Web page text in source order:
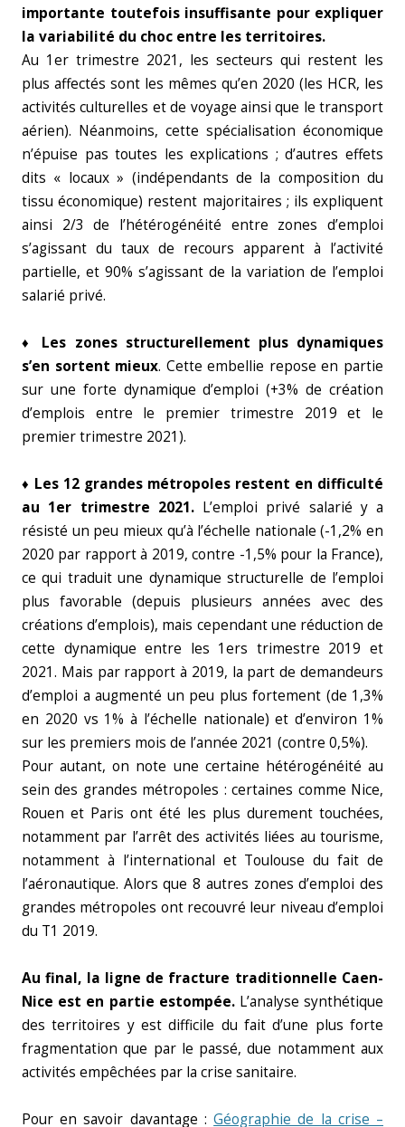
importante toutefois insuffisante pour expliquer
la variabilité du choc entre les territoires.
Au 1er trimestre 2021, les secteurs qui restent les
plus affectés sont les mêmes qu’en 2020 (les HCR, les
activités culturelles et de voyage ainsi que le transport
aérien). Néanmoins, cette spécialisation économique
n’épuise pas toutes les explications ; d’autres effets
dits « locaux » (indépendants de la composition du
tissu économique) restent majoritaires ; ils expliquent
ainsi 2/3 de l’hétérogénéité entre zones d’emploi
s’agissant du taux de recours apparent à l’activité
partielle, et 90% s’agissant de la variation de l’emploi
salarié privé.
♦ Les zones structurellement plus dynamiques
s’en sortent mieux. Cette embellie repose en partie
sur une forte dynamique d’emploi (+3% de création
d’emplois entre le premier trimestre 2019 et le
premier trimestre 2021).
♦ Les 12 grandes métropoles restent en difficulté
au 1er trimestre 2021. L’emploi privé salarié y a
résisté un peu mieux qu’à l’échelle nationale (-1,2% en
2020 par rapport à 2019, contre -1,5% pour la France),
ce qui traduit une dynamique structurelle de l’emploi
plus favorable (depuis plusieurs années avec des
créations d’emplois), mais cependant une réduction de
cette dynamique entre les 1ers trimestre 2019 et
2021. Mais par rapport à 2019, la part de demandeurs
d’emploi a augmenté un peu plus fortement (de 1,3%
en 2020 vs 1% à l’échelle nationale) et d’environ 1%
sur les premiers mois de l’année 2021 (contre 0,5%).
Pour autant, on note une certaine hétérogénéité au
sein des grandes métropoles : certaines comme Nice,
Rouen et Paris ont été les plus durement touchées,
notamment par l’arrêt des activités liées au tourisme,
notamment à l’international et Toulouse du fait de
l’aéronautique. Alors que 8 autres zones d’emploi des
grandes métropoles ont recouvré leur niveau d’emploi
du T1 2019.
Au final, la ligne de fracture traditionnelle Caen-
Nice est en partie estompée. L’analyse synthétique
des territoires y est difficile du fait d’une plus forte
fragmentation que par le passé, due notamment aux
activités empêchées par la crise sanitaire.
Pour en savoir davantage :Géographie de la crise –